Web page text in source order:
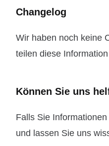
Changelog
Wir haben noch keine
teilen diese
Können Sie uns
Falls Sie
und lassen Sie uns